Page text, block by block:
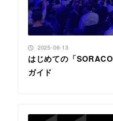
はじめての「
ガイド
投稿日
2025-06-13